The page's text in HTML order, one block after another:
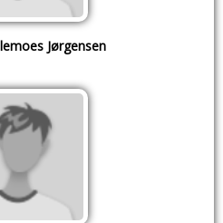
Jørgensen